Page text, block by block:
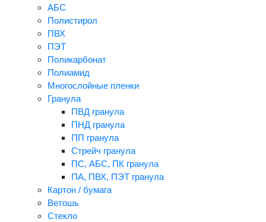
АБС
Полистирол
ПВХ
ПЭТ
Поликарбонат
Полиамид
Многослойные пленки
Гранула
ПВД гранула
ПНД гранула
ПП гранула
Стрейч гранула
ПС, АБС, ПК гранула
ПА, ПВХ, ПЭТ гранула
Картон / бумага
Ветошь
Стекло